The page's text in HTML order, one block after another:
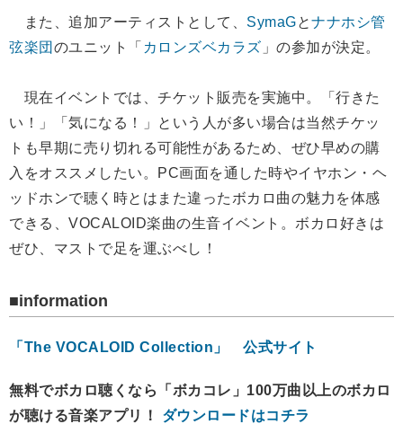
また、追加アーティストとして、 SymaGとナナホシ管
弦楽団 のユニット「 カロンズベカラズ 」の参加が決定。
現在イベントでは、チケット販売を実施中。「行きた
い！」「気になる！」という人が多い場合は当然チケッ
トも早期に売り切れる可能性があるため、ぜひ早めの購
入をオススメしたい。PC画面を通した時やイヤホン・ヘ
ッドホンで聴く時とはまた違ったボカロ曲の魅力を体感
できる、VOCALOID楽曲の生音イベント。ボカロ好きは
ぜひ、マストで足を運ぶべし！
■information
「The VOCALOID Collection」 公式サイト
無料でボカロ聴くなら「ボカコレ」100万曲以上のボカロ
が聴ける音楽アプリ！ ダウンロードはコチラ